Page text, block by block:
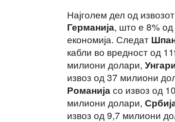
Најголем дел од
Германија, што е 8% од
економија. Следат
кабли во вредност од
милиони долари,
извоз од 37 милиони
Романијасо извоз од
милиони долари,
извоз од 9,7 милиони